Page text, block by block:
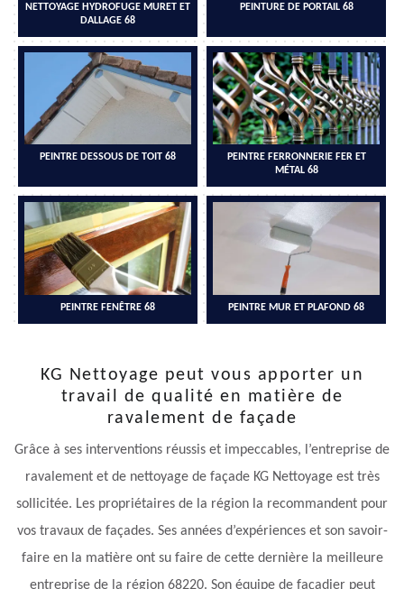
NETTOYAGE HYDROFUGE MURET ET
DALLAGE 68
PEINTURE DE PORTAIL 68
PEINTRE DESSOUS DE TOIT 68
PEINTRE FERRONNERIE FER ET
MÉTAL 68
PEINTRE FENÊTRE 68 PEINTRE MUR ET PLAFOND 68
KG Nettoyage peut vous apporter un
travail de qualité en matière de
ravalement de façade
Grâce à ses interventions réussis et impeccables, l’entreprise de
ravalement et de nettoyage de façade KG Nettoyage est très
sollicitée. Les propriétaires de la région la recommandent pour
vos travaux de façades. Ses années d’expériences et son savoir-
faire en la matière ont su faire de cette dernière la meilleure
entreprise de la région 68220. Son équipe de façadier peut